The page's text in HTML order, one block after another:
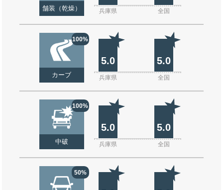
舗装（乾燥） 兵庫県 全国
100%
カーブ
5.0 5.0
兵庫県 全国
100%
中破
5.0 5.0
兵庫県 全国
50%